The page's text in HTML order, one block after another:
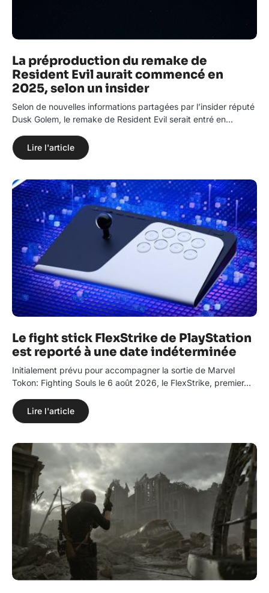
La préproduction du remake de
Resident Evil aurait commencé en
2025, selon un insider
Selon de nouvelles informations partagées par l’insider réputé
Dusk Golem, le remake de Resident Evil serait entré en…
Lire l'article
Le fight stick FlexStrike de PlayStation
est reporté à une date indéterminée
Initialement prévu pour accompagner la sortie de Marvel
Tokon: Fighting Souls le 6 août 2026, le FlexStrike, premier…
Lire l'article